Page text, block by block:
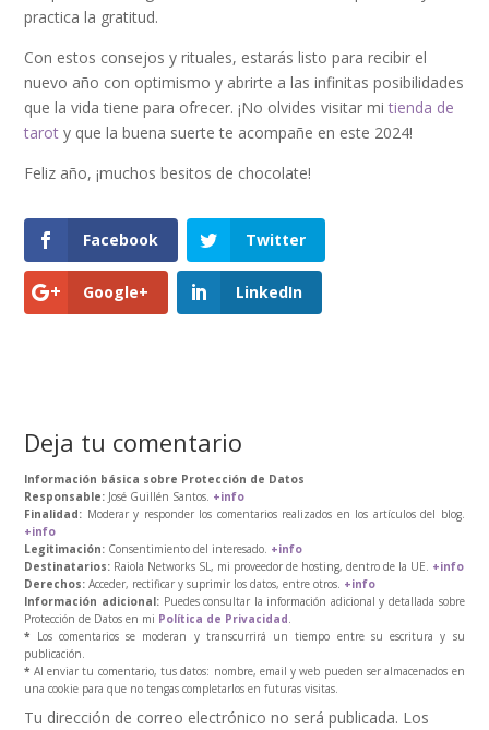
practica la gratitud.
Con estos consejos y rituales, estarás listo para recibir el
nuevo año con optimismo y abrirte a las infinitas posibilidades
que la vida tiene para ofrecer. ¡No olvides visitar mitienda de
tarot y que la buena suerte te acompañe en este 2024!
Feliz año, ¡muchos besitos de chocolate!
Facebook Twitter
Google+ LinkedIn
Deja tu comentario
Información básica sobre Protección de Datos
Responsable: José Guillén Santos. +info
Finalidad: Moderar y responder los comentarios realizados en los artículos del blog.
+info
Legitimación: Consentimiento del interesado. +info
Destinatarios: Raiola Networks SL, mi proveedor de hosting, dentro de la UE. +info
Derechos: Acceder, rectificar y suprimir los datos, entre otros. +info
Información adicional:Puedes consultar la información adicional y detallada sobre
Protección de Datos en mi Política de Privacidad.
* Los comentarios se moderan y transcurrirá un tiempo entre su escritura y su
publicación.
* Al enviar tu comentario, tus datos: nombre, email y web pueden ser almacenados en
una cookie para que no tengas completarlos en futuras visitas.
Tu dirección de correo electrónico no será publicada. Los